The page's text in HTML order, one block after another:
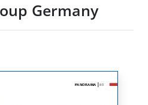
Germany